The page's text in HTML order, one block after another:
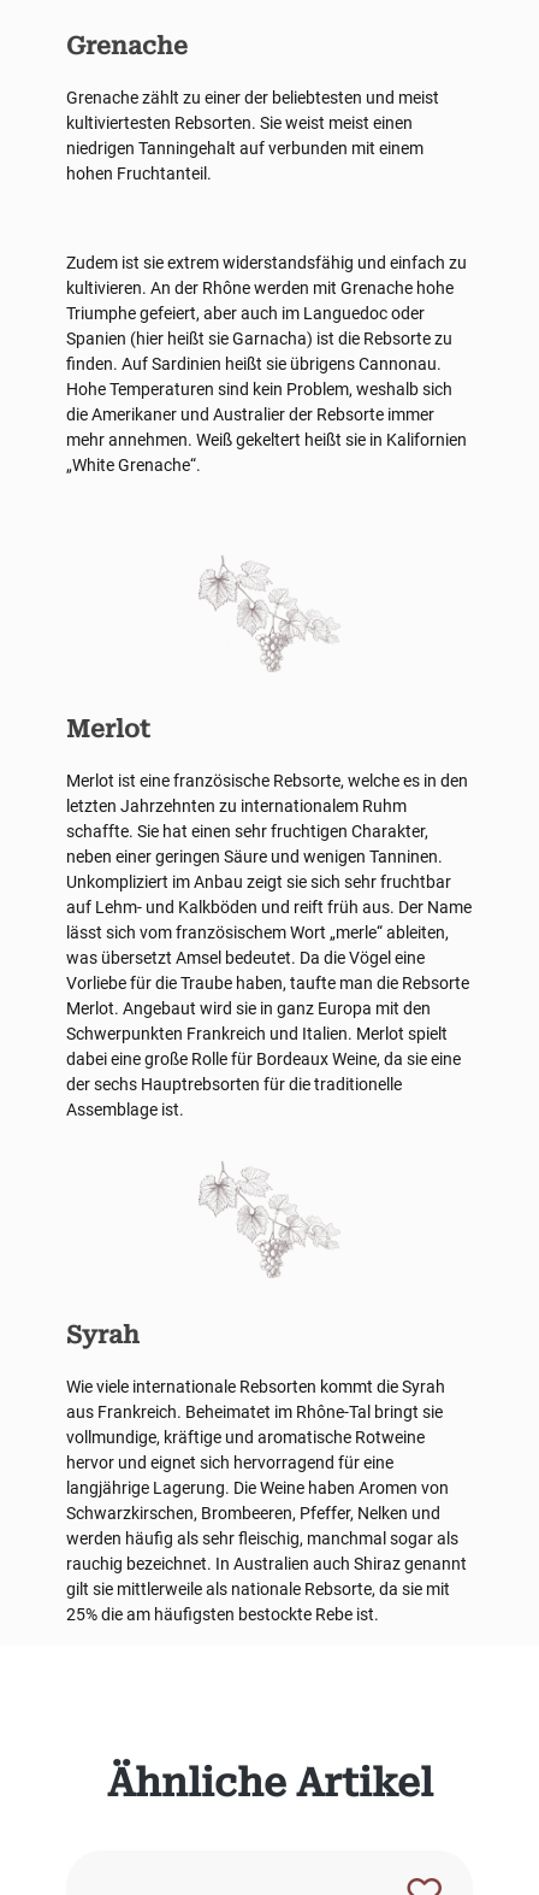
Produktgalerie überspringen
Ähnliche Artikel
Grenache
Grenache zählt zu einer der beliebtesten und meist
kultiviertesten Rebsorten. Sie weist meist einen
niedrigen Tanningehalt auf verbunden mit einem
hohen Fruchtanteil.
Zudem ist sie extrem widerstandsfähig und einfach zu
kultivieren. An der Rhône werden mit Grenache hohe
Triumphe gefeiert, aber auch im Languedoc oder
Spanien (hier heißt sie Garnacha) ist die Rebsorte zu
finden. Auf Sardinien heißt sie übrigens Cannonau.
Hohe Temperaturen sind kein Problem, weshalb sich
die Amerikaner und Australier der Rebsorte immer
mehr annehmen. Weiß gekeltert heißt sie in Kalifornien
„White Grenache“.
Merlot
Merlot ist eine französische Rebsorte, welche es in den
letzten Jahrzehnten zu internationalem Ruhm
schaffte. Sie hat einen sehr fruchtigen Charakter,
neben einer geringen Säure und wenigen Tanninen.
Unkompliziert im Anbau zeigt sie sich sehr fruchtbar
auf Lehm- und Kalkböden und reift früh aus. Der Name
lässt sich vom französischem Wort „merle“ ableiten,
was übersetzt Amsel bedeutet. Da die Vögel eine
Vorliebe für die Traube haben, taufte man die Rebsorte
Merlot. Angebaut wird sie in ganz Europa mit den
Schwerpunkten Frankreich und Italien. Merlot spielt
dabei eine große Rolle für Bordeaux Weine, da sie eine
der sechs Hauptrebsorten für die traditionelle
Assemblage ist.
Syrah
Wie viele internationale Rebsorten kommt die Syrah
aus Frankreich. Beheimatet im Rhône-Tal bringt sie
vollmundige, kräftige und aromatische Rotweine
hervor und eignet sich hervorragend für eine
langjährige Lagerung. Die Weine haben Aromen von
Schwarzkirschen, Brombeeren, Pfeffer, Nelken und
werden häufig als sehr fleischig, manchmal sogar als
rauchig bezeichnet. In Australien auch Shiraz genannt
gilt sie mittlerweile als nationale Rebsorte, da sie mit
25% die am häufigsten bestockte Rebe ist.